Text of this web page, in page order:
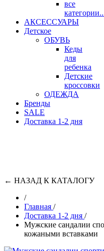
все
АКСЕССУАРЫ
Детское
ОБУВЬ
Кеды
для
ребенка
Детские
кроссовки
ОДЕЖДА
Бренды
SALE
Доставка 1-2 дня
← НАЗАД К КАТАЛОГУ
/
Главная /
Доставка 1-2 дня /
Мужские сандалии
кожаными вставками